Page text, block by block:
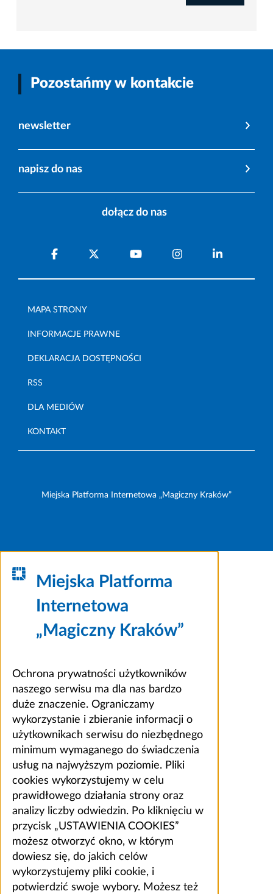
Pozostańmy w kontakcie
newsletter
napisz do nas
dołącz do nas
MAPA STRONY
INFORMACJE PRAWNE
DEKLARACJA DOSTĘPNOŚCI
RSS
DLA MEDIÓW
KONTAKT
Miejska Platforma Internetowa „Magiczny Kraków”
Miejska Platforma
Internetowa
„Magiczny Kraków”
Ochrona prywatności użytkowników
naszego serwisu ma dla nas bardzo
duże znaczenie. Ograniczamy
wykorzystanie i zbieranie informacji o
użytkownikach serwisu do niezbędnego
minimum wymaganego do świadczenia
usług na najwyższym poziomie. Pliki
cookies wykorzystujemy w celu
prawidłowego działania strony oraz
analizy liczby odwiedzin. Po kliknięciu w
przycisk „USTAWIENIA COOKIES”
możesz otworzyć okno, w którym
dowiesz się, do jakich celów
wykorzystujemy pliki cookie, i
potwierdzić swoje wybory. Możesz też